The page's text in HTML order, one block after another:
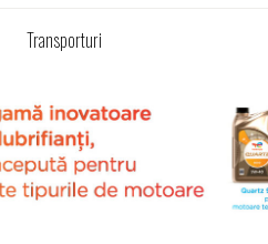
Transporturi